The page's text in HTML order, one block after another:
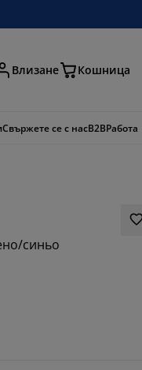
Влизане Кошница
Свържете се с насB2BРабота
синьо